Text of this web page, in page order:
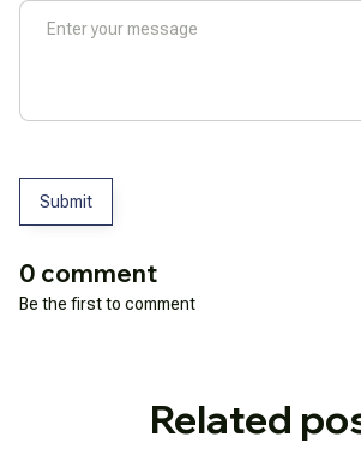
Submit
0 comment
Be the first to comment
Related